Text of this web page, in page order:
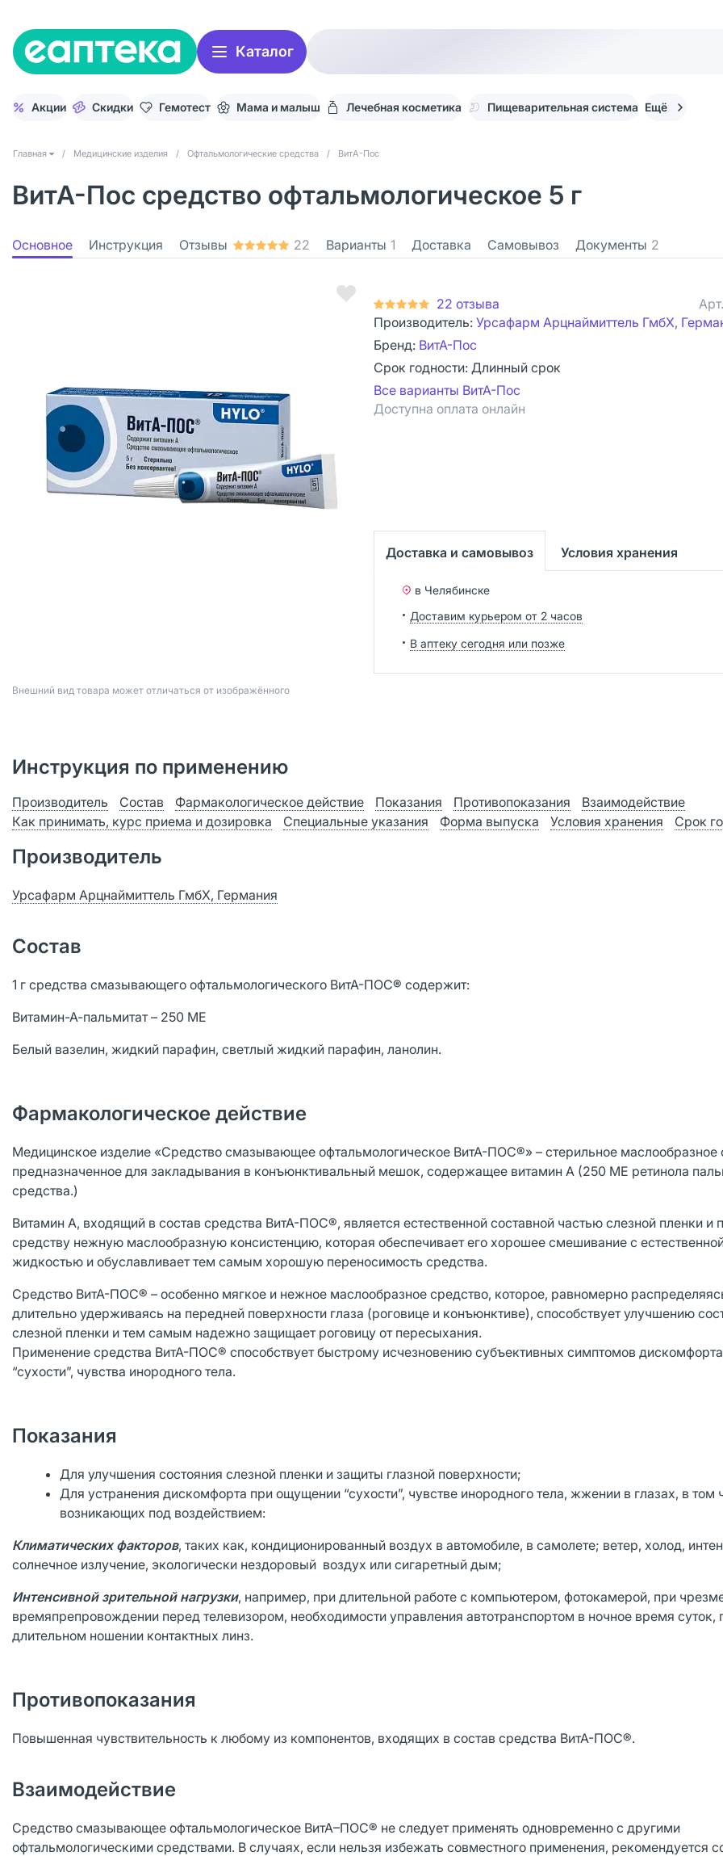
Каталог
Акции Скидки Гемотест Мама и малыш Лечебная косметика Пищеварительная система Ещё
Главная / Медицинские изделия / Офтальмологические средства / ВитА-Пос
ВитА-Пос средство офтальмологическое 5 г
Основное Инструкция Отзывы 22 Варианты 1 Доставка Самовывоз Документы 2
Bнешний вид товара может отличаться от изображённого
22 отзыва Арт.
Производитель: Урсафарм Арцнаймиттель ГмбХ,
Бренд: ВитА-Пос
Срок годности: Длинный срок
Все варианты ВитА-Пос
Доступна оплата онлайн
Доставка и самовывоз Условия хранения
в Челябинске
Доставим курьером от 2 часов
В аптеку сегодня или позже
Инструкция по применению
Производитель Состав Фармакологическое действие Показания Противопоказания
Взаимодействие
Как принимать, курс приема и дозировка
Специальные указания Форма выпуска Условия хранения Срок
Производитель
Урсафарм Арцнаймиттель ГмбХ, Германия
Состав
1 г средства смазывающего офтальмологического ВитА-ПОС® содержит:
Витамин-А-пальмитат – 250 МЕ
Белый вазелин, жидкий парафин, cветлый жидкий парафин, ланолин.
Фармакологическое действие
Медицинское изделие «Средство смазывающее офтальмологическое ВитА-ПОС®» – стерильное маслообразное
предназначенное для закладывания в конъюнктивальный мешок, содержащее витамин А (250 МЕ ретинола
средства.)
Витамин А, входящий в состав средства ВитА-ПОС®, является естественной составной частью слезной пленки и
средству нежную маслообразную консистенцию, которая обеспечивает его хорошее смешивание с
жидкостью и обуславливает тем самым хорошую переносимость средства.
Средство ВитА-ПОС® – особенно мягкое и нежное маслообразное средство, которое, равномерно
длительно удерживаясь на передней поверхности глаза (роговице и конъюнктиве), способствует улучшению
слезной пленки и тем самым надежно защищает роговицу от пересыхания.
Применение средства ВитА-ПОС® способствует быстрому исчезновению субъективных симптомов
“сухости”, чувства инородного тела.
Показания
Для улучшения состояния слезной пленки и защиты глазной поверхности;
Для устранения дискомфорта при ощущении “сухости”, чувстве инородного тела, жжении в глазах, в том
возникающих под воздействием:
Климатических факторов, таких как, кондиционированный воздух в автомобиле, в самолете; ветер, холод,
солнечное излучение, экологически нездоровый воздух или сигаретный дым;
Интенсивной зрительной нагрузки, например, при длительной работе с компьютером, фотокамерой, при
времяпрепровождении перед телевизором, необходимости управления автотранспортом в ночное время суток,
длительном ношении контактных линз.
Противопоказания
Повышенная чувствительность к любому из компонентов, входящих в состав средства ВитА-ПОС®.
Взаимодействие
Средство смазывающее офтальмологическое ВитА–ПОС® не следует применять одновременно с другими
офтальмологическими средствами. В случаях, если нельзя избежать совместного применения, рекомендуется